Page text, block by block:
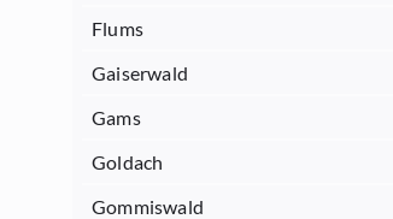
Flums
Gaiserwald
Gams
Goldach
Gommiswald